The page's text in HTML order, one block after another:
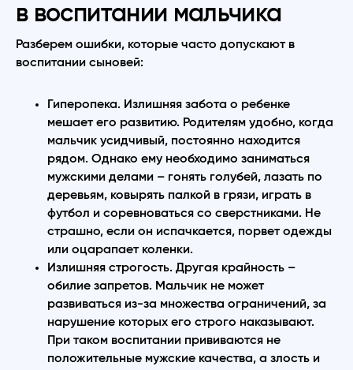
в воспитании мальчика
Разберем ошибки, которые часто допускают в
воспитании сыновей:
Гиперопека. Излишняя забота о ребенке
мешает его развитию. Родителям удобно, когда
мальчик усидчивый, постоянно находится
рядом. Однако ему необходимо заниматься
мужскими делами – гонять голубей, лазать по
деревьям, ковырять палкой в грязи, играть в
футбол и соревноваться со сверстниками. Не
страшно, если он испачкается, порвет одежды
или оцарапает коленки.
Излишняя строгость. Другая крайность –
обилие запретов. Мальчик не может
развиваться из-за множества ограничений, за
нарушение которых его строго наказывают.
При таком воспитании прививаются не
положительные мужские качества, а злость и